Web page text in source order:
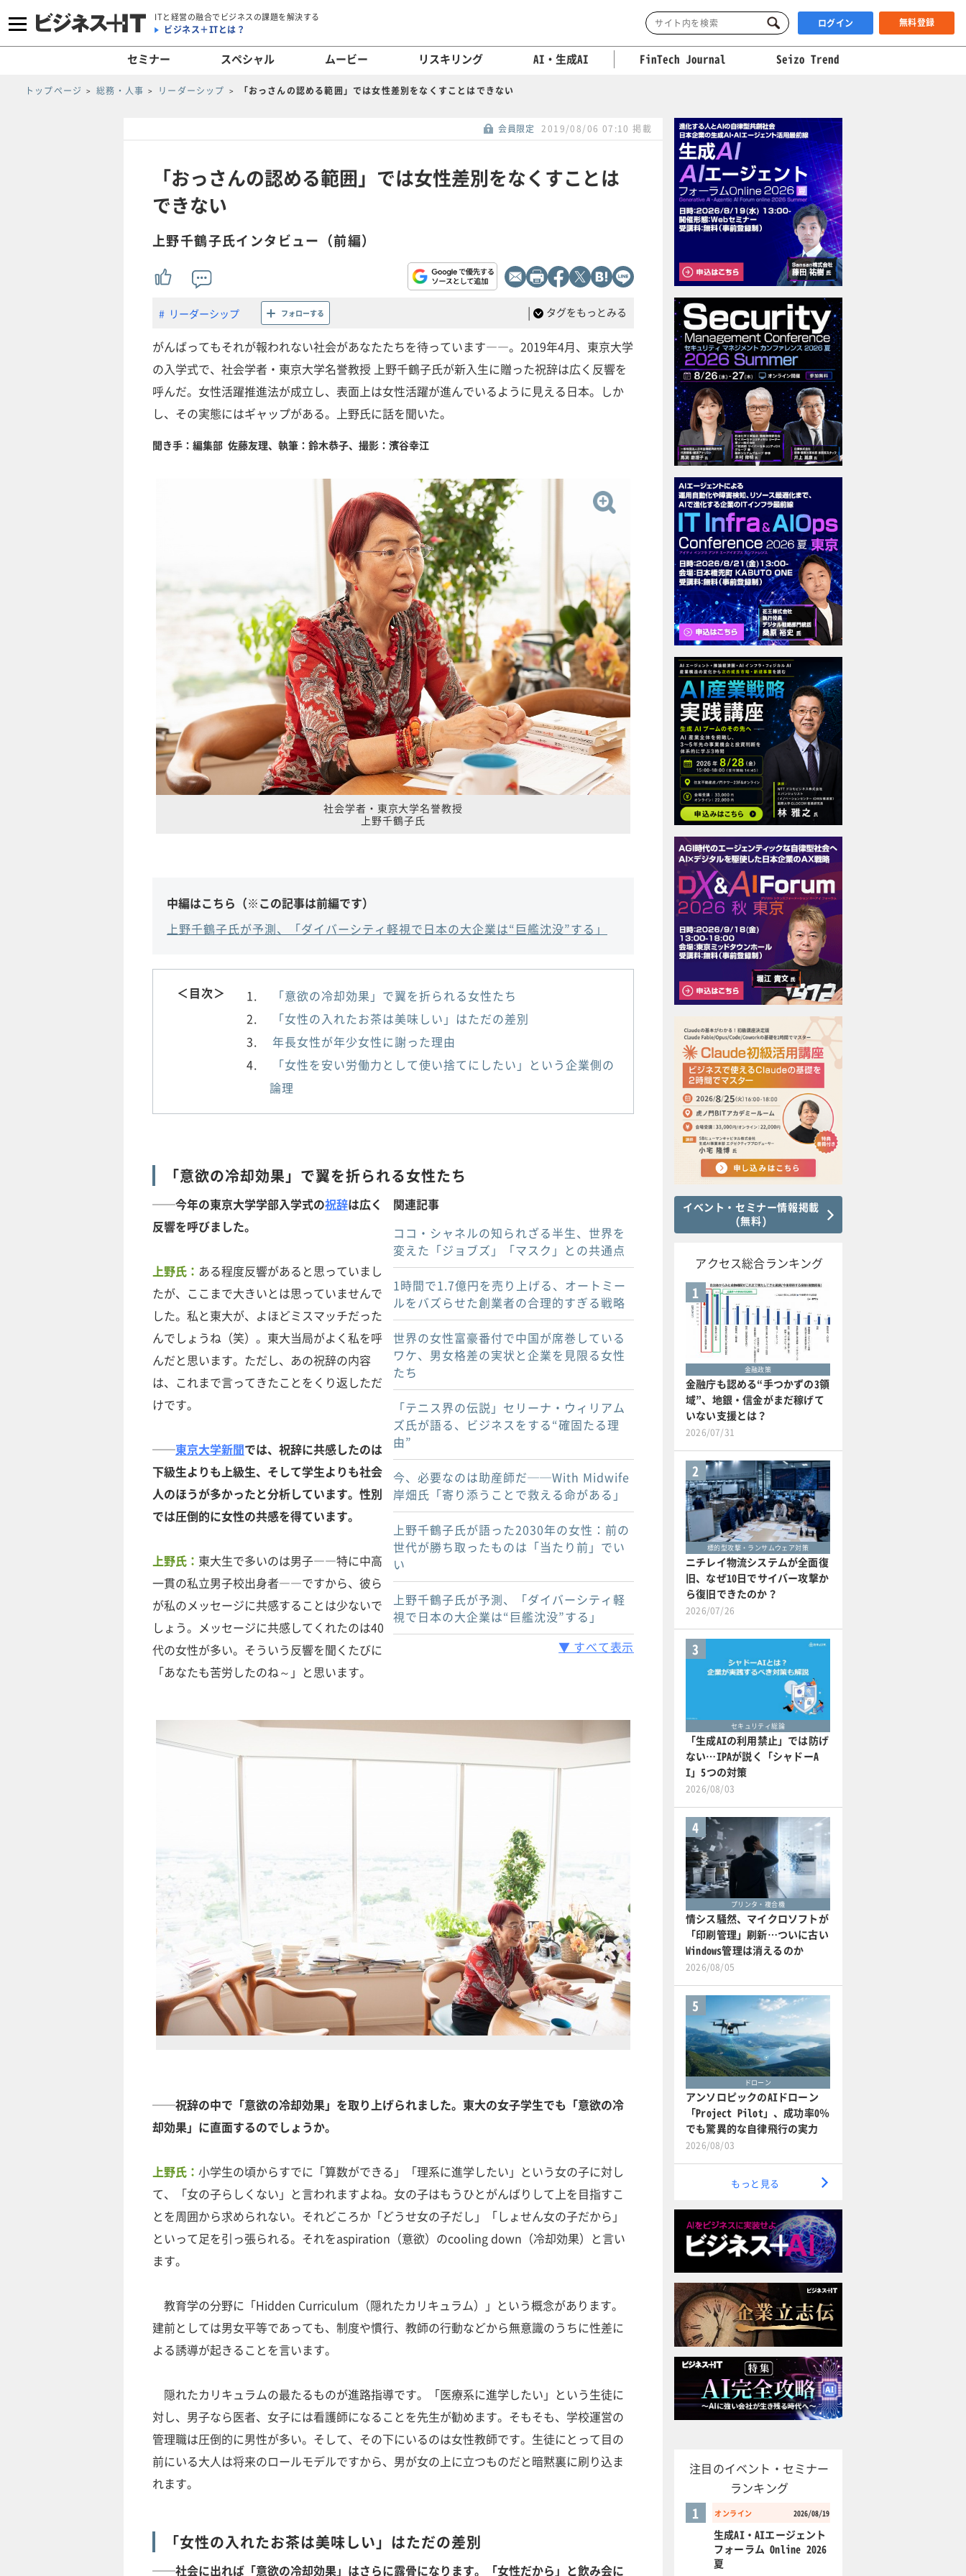
ITと経営の融合でビジネスの課題を解決する
ビジネス＋ITとは？ ログイン 無料登録
セミナー スペシャル ムービー リスキリング AI・生成AI FinTech Journal Seizo Trend
トップページ 総務・人事 リーダーシップ 「おっさんの認める範囲」では女性差別をなくすことはできない
会員限定 2019/08/06 07:10 掲載
「おっさんの認める範囲」では女性差別をなくすことは
できない
上野千鶴子氏インタビュー（前編）
リーダーシップ フォローする | タグをもっとみる
がんばってもそれが報われない社会があなたたちを待っています――。2019年4月、東京大学
の入学式で、社会学者・東京大学名誉教授 上野千鶴子氏が新入生に贈った祝辞は広く反響を
呼んだ。女性活躍推進法が成立し、表面上は女性活躍が進んでいるように見える日本。しか
し、その実態にはギャップがある。上野氏に話を聞いた。
聞き手：編集部 佐藤友理、執筆：鈴木恭子、撮影：濱谷幸江
社会学者・東京大学名誉教授
上野千鶴子氏
中編はこちら（※この記事は前編です）
上野千鶴子氏が予測、「ダイバーシティ軽視で日本の大企業は“巨艦沈没”する」
＜目次＞
「意欲の冷却効果」で翼を折られる女性たち
「女性の入れたお茶は美味しい」はただの差別
年長女性が年少女性に謝った理由
「女性を安い労働力として使い捨てにしたい」という企業側の
論理
「意欲の冷却効果」で翼を折られる女性たち
関連記事
ココ・シャネルの知られざる半生、世界を
変えた「ジョブズ」「マスク」との共通点
1時間で1.7億円を売り上げる、オートミー
ルをバズらせた創業者の合理的すぎる戦略
世界の女性富豪番付で中国が席巻している
ワケ、男女格差の実状と企業を見限る女性
たち
「テニス界の伝説」セリーナ・ウィリアム
ズ氏が語る、ビジネスをする“確固たる理
由”
今、必要なのは助産師だ──With Midwife
岸畑氏「寄り添うことで救える命がある」
上野千鶴子氏が語った2030年の女性：前の
世代が勝ち取ったものは「当たり前」でい
い
上野千鶴子氏が予測、「ダイバーシティ軽
視で日本の大企業は“巨艦沈没”する」
▼ すべて表示
──今年の東京大学学部入学式の祝辞は広く
反響を呼びました。
上野氏： ある程度反響があると思っていまし
たが、ここまで大きいとは思っていませんで
した。私と東大が、よほどミスマッチだった
んでしょうね（笑）。東大当局がよく私を呼
んだと思います。ただし、あの祝辞の内容
は、これまで言ってきたことをくり返しただ
けです。
──東京大学新聞では、祝辞に共感したのは
下級生よりも上級生、そして学生よりも社会
人のほうが多かったと分析しています。性別
では圧倒的に女性の共感を得ています。
上野氏： 東大生で多いのは男子――特に中高
一貫の私立男子校出身者――ですから、彼ら
が私のメッセージに共感することは少ないで
しょう。メッセージに共感してくれたのは40
代の女性が多い。そういう反響を聞くたびに
「あなたも苦労したのね～」と思います。
──祝辞の中で「意欲の冷却効果」を取り上げられました。東大の女子学生でも「意欲の冷
却効果」に直面するのでしょうか。
上野氏： 小学生の頃からすでに「算数ができる」「理系に進学したい」という女の子に対し
て、「女の子らしくない」と言われますよね。女の子はもうひとがんばりして上を目指すこ
とを周囲から求められない。それどころか「どうせ女の子だし」「しょせん女の子だから」
といって足を引っ張られる。それをaspiration（意欲）のcooling down（冷却効果）と言い
ます。
教育学の分野に「Hidden Curriculum（隠れたカリキュラム）」という概念があります。
建前としては男女平等であっても、制度や慣行、教師の行動などから無意識のうちに性差に
よる誘導が起きることを言います。
隠れたカリキュラムの最たるものが進路指導です。「医療系に進学したい」という生徒に
対し、男子なら医者、女子には看護師になることを先生が勧めます。そもそも、学校運営の
管理職は圧倒的に男性が多い。そして、その下にいるのは女性教師です。生徒にとって目の
前にいる大人は将来のロールモデルですから、男が女の上に立つものだと暗黙裏に刷り込ま
れます。
「女性の入れたお茶は美味しい」はただの差別
──社会に出れば「意欲の冷却効果」はさらに露骨になります。「女性だから」と飲み会に
イベント・セミナー情報掲載
(無料)
アクセス総合ランキング
1
金融政策
金融庁も認める“手つかずの3領
域”、地銀・信金がまだ稼げて
いない支援とは？
2026/07/31
2
標的型攻撃・ランサムウェア対策
ニチレイ物流システムが全面復
旧、なぜ10日でサイバー攻撃か
ら復旧できたのか？
2026/07/26
3
セキュリティ総論
「生成AIの利用禁止」では防げ
ない…IPAが説く「シャドーA
I」5つの対策
2026/08/03
4
プリンタ・複合機
情シス騒然、マイクロソフトが
「印刷管理」刷新…ついに古い
Windows管理は消えるのか
2026/08/05
5
ドローン
アンソロピックのAIドローン
「Project Pilot」、成功率0％
でも驚異的な自律飛行の実力
2026/08/03
もっと見る
注目のイベント・セミナー
ランキング
オンライン 2026/08/19
1
生成AI・AIエージェント
フォーラム Online 2026
夏